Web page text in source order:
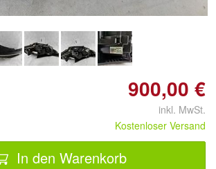
900,00 €
inkl. MwSt.
Kostenloser Versand
In den Warenkorb